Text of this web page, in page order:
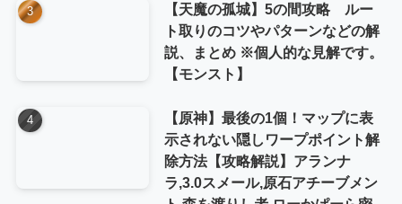
【天魔の孤城】5の間攻略 ルー
ト取りのコツやパターンなどの解
説、まとめ ※個人的な見解です。
【モンスト】
【原神】最後の1個！マップに表
示されない隠しワープポイント解
除方法【攻略解説】アランナ
ラ,3.0スメール,原石アチーブメン